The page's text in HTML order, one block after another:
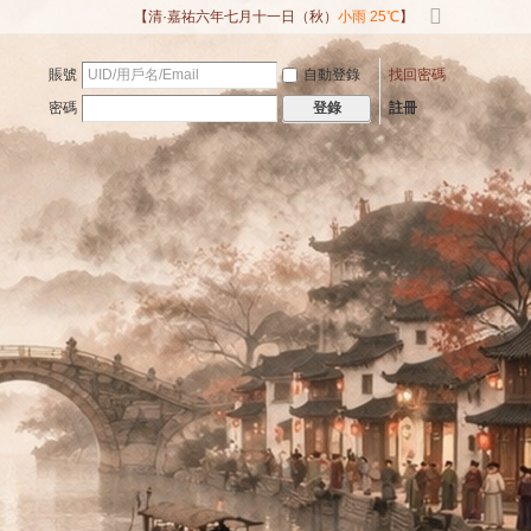
【清·嘉祐六年七月十一日（秋） 小雨 25℃】
切
換
到
寬
版
賬號 自動登錄
找回密碼
密碼
登錄 註冊